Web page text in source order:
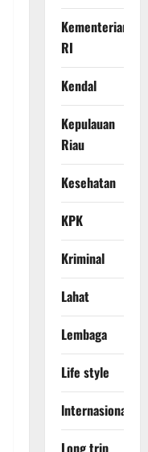
Kementerian
RI
Kendal
Kepulauan
Riau
Kesehatan
KPK
Kriminal
Lahat
Lembaga
Life style
lnternasional
Long trip